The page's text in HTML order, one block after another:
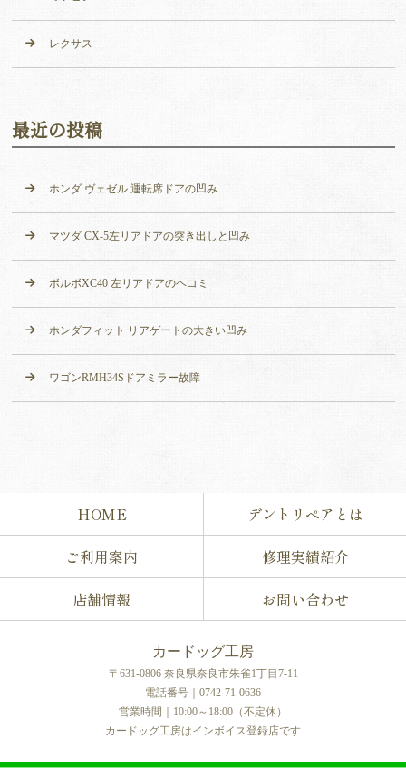
レクサス
最近の投稿
ホンダ ヴェゼル 運転席ドアの凹み
マツダ CX-5左リアドアの突き出しと凹み
ボルボXC40 左リアドアのヘコミ
ホンダフィット リアゲートの大きい凹み
ワゴンRMH34Sドアミラー故障
HOME
デントリペアとは
ご利用案内
修理実績紹介
店舗情報
お問い合わせ
カードッグ工房
〒631-0806 奈良県奈良市朱雀1丁目7-11
電話番号｜0742-71-0636
営業時間｜10:00～18:00（不定休）
カードッグ工房はインボイス登録店です